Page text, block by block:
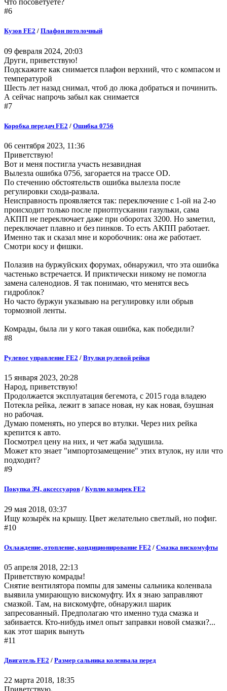
Что посоветуете?
#6
Кузов FE2 / Плафон потолочный
09 февраля 2024, 20:03
Други, приветствую!
Подскажите как снимается плафон верхний, что с компасом и
температурой
Шесть лет назад снимал, чтоб до люка добраться и починить.
А сейчас напрочь забыл как снимается
#7
Коробка передач FE2 / Ошибка 0756
06 сентября 2023, 11:36
Приветствую!
Вот и меня постигла участь незавидная
Вылезла ошибка 0756, загорается на трассе ОD.
По стечению обстоятельств ошибка вылезла после
регулировки схода-развала.
Неисправность проявляется так: переключение с 1-ой на 2-ю
происходит только после приотпускании газульки, сама
АКПП не переключает даже при оборотах 3200. Но заметил,
переключает плавно и без пинков. То есть АКПП работает.
Именно так и сказал мне и коробочник: она же работает.
Смотри косу и фишки.
Полазив на буржуйских форумах, обнаружил, что эта ошибка
частенько встречается. И приктически никому не помогла
замена саленодиов. Я так понимаю, что менятся весь
гидроблок?
Но часто буржуи указываю на регулировку или обрыв
тормозной ленты.
Комрады, была ли у кого такая ошибка, как победили?
#8
Рулевое управление FE2 / Втулки рулевой рейки
15 января 2023, 20:28
Народ, приветствую!
Продолжается эксплуатация бегемота, с 2015 года владею
Потекла рейка, лежит в запасе новая, ну как новая, бэушная
но рабочая.
Думаю поменять, но уперся во втулки. Через них рейка
крепится к авто.
Посмотрел цену на них, и чет жаба задушила.
Может кто знает "импортозамещение" этих втулок, ну или что
подходит?
#9
Покупка ЗЧ, аксессуаров / Куплю козырек FE2
29 мая 2018, 03:37
Ищу козырёк на крышу. Цвет желательно светлый, но пофиг.
#10
Охлаждение, отопление, кондиционирование FE2 / Смазка вискомуфты
05 апреля 2018, 22:13
Приветствую комрады!
Снятие вентилятора помпы для замены сальника коленвала
выявила умирающую вискомуфту. Их я знаю заправляют
смазкой. Там, на вискомуфте, обнаружил шарик
запресованный. Предполагаю что именно туда смазка и
забивается. Кто-нибудь имел опыт заправки новой смазки?...
как этот шарик вынуть
#11
Двигатель FE2 / Размер сальника коленвала перед
22 марта 2018, 18:35